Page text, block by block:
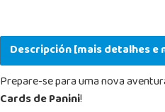
Descripción [mais detalhes e
Prepare-se para uma nova
Cards de Panini!